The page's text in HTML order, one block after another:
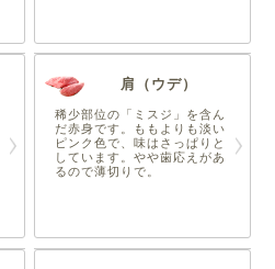
肩（ウデ）
稀少部位の「ミスジ」を含ん
だ赤身です。ももよりも淡い
ピンク色で、味はさっぱりと
しています。やや歯応えがあ
るので薄切りで。